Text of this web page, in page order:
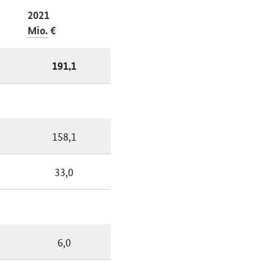
2021
Mio.€
191,1
158,1
33,0
6,0